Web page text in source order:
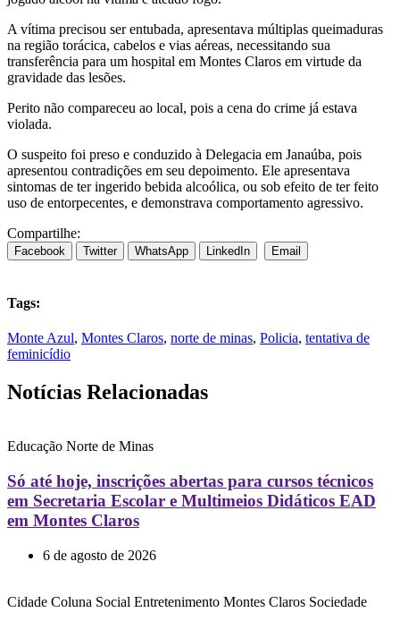
A vítima precisou ser entubada, apresentava múltiplas queimaduras
na região torácica, cabelos e vias aéreas, necessitando sua
transferência para um hospital em Montes Claros em virtude da
gravidade das lesões.
Perito não compareceu ao local, pois a cena do crime já estava
violada.
O suspeito foi preso e conduzido à Delegacia em Janaúba, pois
apresentou contradições em seu depoimento. Ele apresentava
sintomas de ter ingerido bebida alcoólica, ou sob efeito de ter feito
uso de entorpecentes, e demonstrava comportamento agressivo.
Compartilhe:
Facebook Twitter WhatsApp LinkedIn Email
Tags:
Monte Azul, Montes Claros, norte de minas, Policia, tentativa de
feminicídio
Notícias Relacionadas
Educação Norte de Minas
Só até hoje, inscrições abertas para cursos técnicos
em Secretaria Escolar e Multimeios Didáticos EAD
em Montes Claros
6 de agosto de 2026
Cidade Coluna Social Entretenimento Montes Claros Sociedade